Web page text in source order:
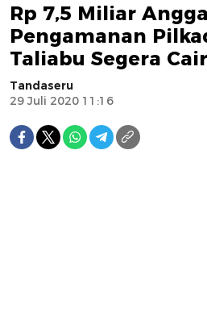
Rp 7,5 Miliar
Pengamanan
Taliabu Segera Cair
Tandaseru
29 Juli 2020 11:16